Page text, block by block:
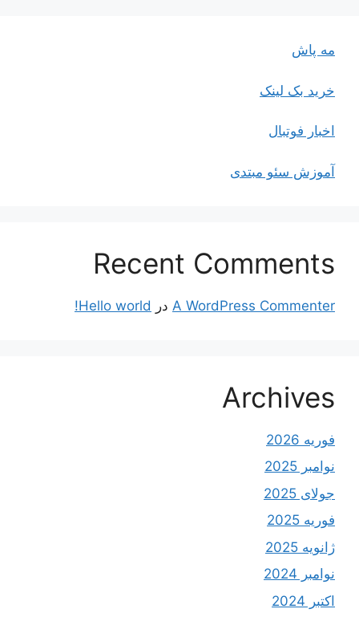
مه پاش
خرید بک لینک
اخبار فوتبال
آموزش سئو مبتدی
Recent Comments
A WordPress Commenter در Hello world!
Archives
فوریه 2026
نوامبر 2025
جولای 2025
فوریه 2025
ژانویه 2025
نوامبر 2024
اکتبر 2024